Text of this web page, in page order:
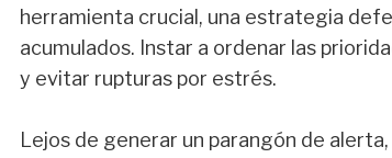
herramienta crucial, una estrategia
acumulados. Instar a ordenar las
y evitar rupturas por estrés.
Lejos de generar un parangón de